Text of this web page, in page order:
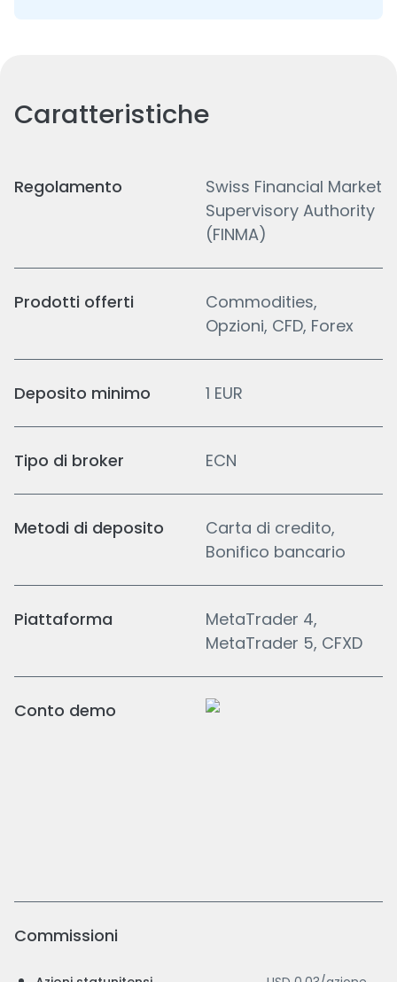
Caratteristiche
Regolamento
Swiss Financial Market
Supervisory Authority
(FINMA)
Prodotti offerti
Commodities,
Opzioni, CFD, Forex
Deposito minimo 1 EUR
Tipo di broker ECN
Metodi di deposito
Carta di credito,
Bonifico bancario
Piattaforma
MetaTrader 4,
MetaTrader 5, CFXD
Conto demo
Commissioni